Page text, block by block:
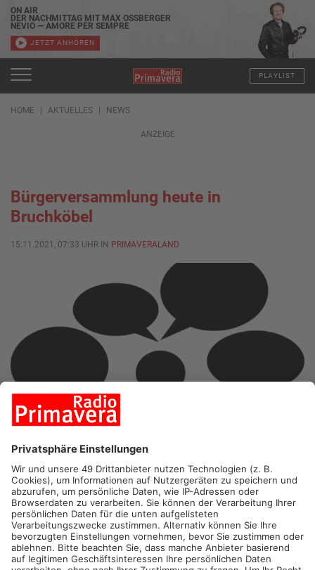
ON AIR
DER NACHMITTAG MIT MAX OSSBERGER
NEVIO — AMORE PER SEMPRE
JETZT ANHÖREN
PLAYLIST
HOME AKTUELLES NEWS
ANZEIGE
Bürgerversammlung heute in
Bruchköbel
15.11.2021, 07:33 UHR IN PRIMAVERALAND
BRUCHKÖBEL.In Bruchköbel findet heute Abend eine
Bürgerversammlung statt. Dabei wird es unter anderem um die
Aufreger-Themen Müllentsorgung und Raser sowie Knöllchen
gehen. Auch Digitalisierung und politische Beschlüsse werden
besprochen. Los geht’s um 19.30 Uhr im Bürgerhaus. Die
Versammlung findet unter der 3G-Regelung statt. Alle Bürger,